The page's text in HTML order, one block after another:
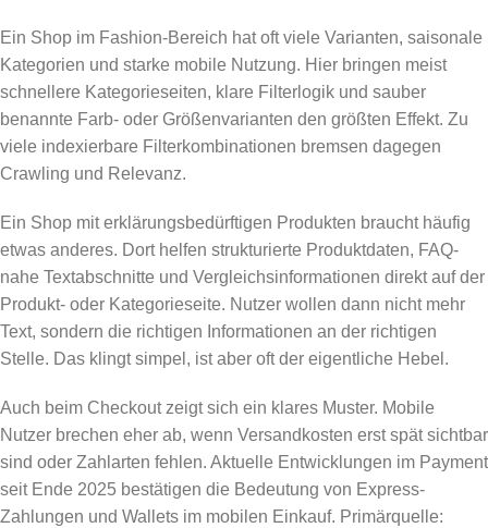
Ein Shop im Fashion-Bereich hat oft viele Varianten, saisonale
Kategorien und starke mobile Nutzung. Hier bringen meist
schnellere Kategorieseiten, klare Filterlogik und sauber
benannte Farb- oder Größenvarianten den größten Effekt. Zu
viele indexierbare Filterkombinationen bremsen dagegen
Crawling und Relevanz.
Ein Shop mit erklärungsbedürftigen Produkten braucht häufig
etwas anderes. Dort helfen strukturierte Produktdaten, FAQ-
nahe Textabschnitte und Vergleichsinformationen direkt auf der
Produkt- oder Kategorieseite. Nutzer wollen dann nicht mehr
Text, sondern die richtigen Informationen an der richtigen
Stelle. Das klingt simpel, ist aber oft der eigentliche Hebel.
Auch beim Checkout zeigt sich ein klares Muster. Mobile
Nutzer brechen eher ab, wenn Versandkosten erst spät sichtbar
sind oder Zahlarten fehlen. Aktuelle Entwicklungen im Payment
seit Ende 2025 bestätigen die Bedeutung von Express-
Zahlungen und Wallets im mobilen Einkauf. Primärquelle: